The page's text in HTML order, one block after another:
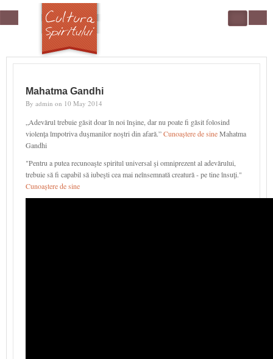
Skip to main content
Search
Mahatma Gandhi
By admin on 10 May 2014
„Adevărul trebuie găsit doar în noi înşine, dar nu poate fi găsit folosind
violenţa împotriva duşmanilor noştri din afară.”Cunoaștere de sineMahatma
Gandhi
"Pentru a putea recunoaşte spiritul universal şi omniprezent al adevărului,
trebuie să fi capabil să iubeşti cea mai neînsemnată creatură - pe tine însuţi."
Cunoaștere de sine